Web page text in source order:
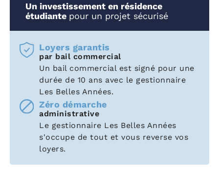
Un investissement en résidence
étudiante pour un projet sécurisé
Loyers garantis
par bail commercial
Un bail commercial est signé pour une
durée de 10 ans avec le gestionnaire
Les Belles Années.
Zéro démarche
administrative
Le gestionnaire Les Belles Années
s'occupe de tout et vous reverse vos
loyers.